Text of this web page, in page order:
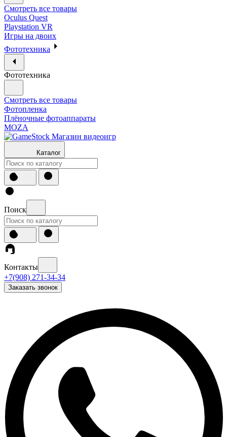
Смотреть все товары
Oculus Quest
Playstation VR
Игры на двоих
Фототехника
Фототехника
Смотреть все товары
Фотопленка
Плёночные фотоаппараты
MOZA
Каталог
Поиск
Контакты
+7(908) 271-34-34
Заказать звонок